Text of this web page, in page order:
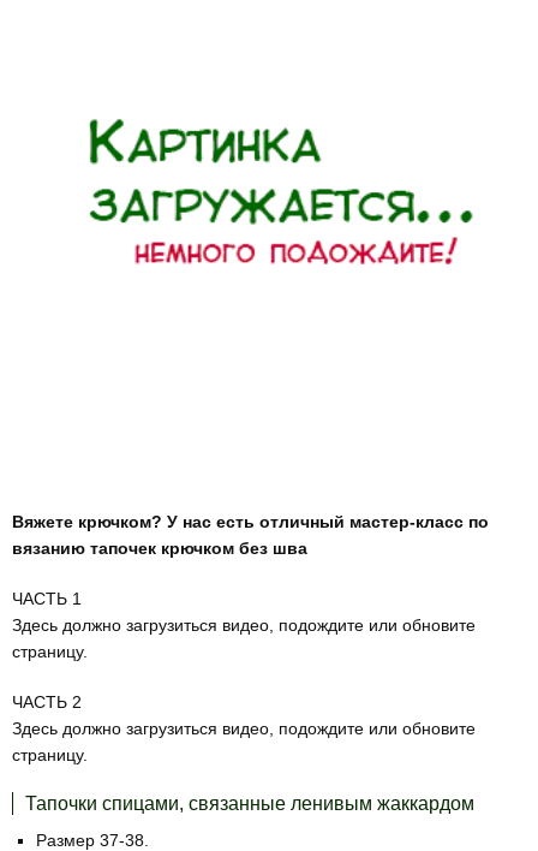
Вяжете крючком? У нас есть отличный мастер-класс по
вязанию тапочек крючком без шва
ЧАСТЬ 1
Здесь должно загрузиться видео, подождите или обновите
страницу.
ЧАСТЬ 2
Здесь должно загрузиться видео, подождите или обновите
страницу.
Тапочки спицами, связанные ленивым жаккардом
Размер 37-38.